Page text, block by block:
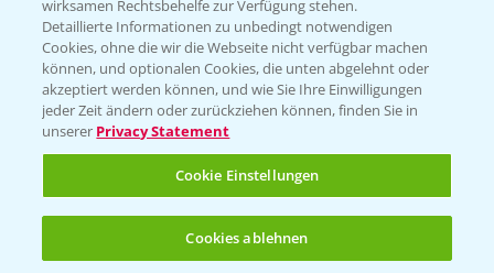
Folgen Sie uns
wirksamen Rechtsbehelfe zur Verfügung stehen.
Detaillierte Informationen zu unbedingt notwendigen
Cookies, ohne die wir die Webseite nicht verfügbar machen
können, und optionalen Cookies, die unten abgelehnt oder
akzeptiert werden können, und wie Sie Ihre Einwilligungen
jeder Zeit ändern oder zurückziehen können, finden Sie in
unserer Privacy Statement
Cookie Einstellungen
Cookies ablehnen